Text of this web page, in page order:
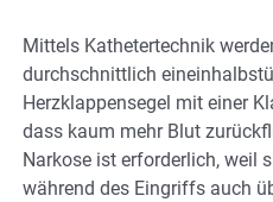
Mittels Kathetertechnik
durchschnittlich
Herzklappensegel mit einer
dass kaum mehr Blut
Narkose ist erforderlich, weil
während des Eingriffs auch